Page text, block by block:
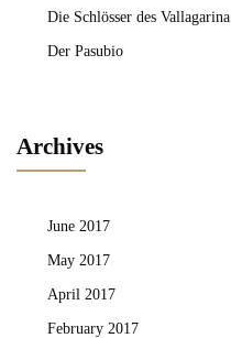
Die Schlösser des Vallagarina
Der Pasubio
Archives
June 2017
May 2017
April 2017
February 2017